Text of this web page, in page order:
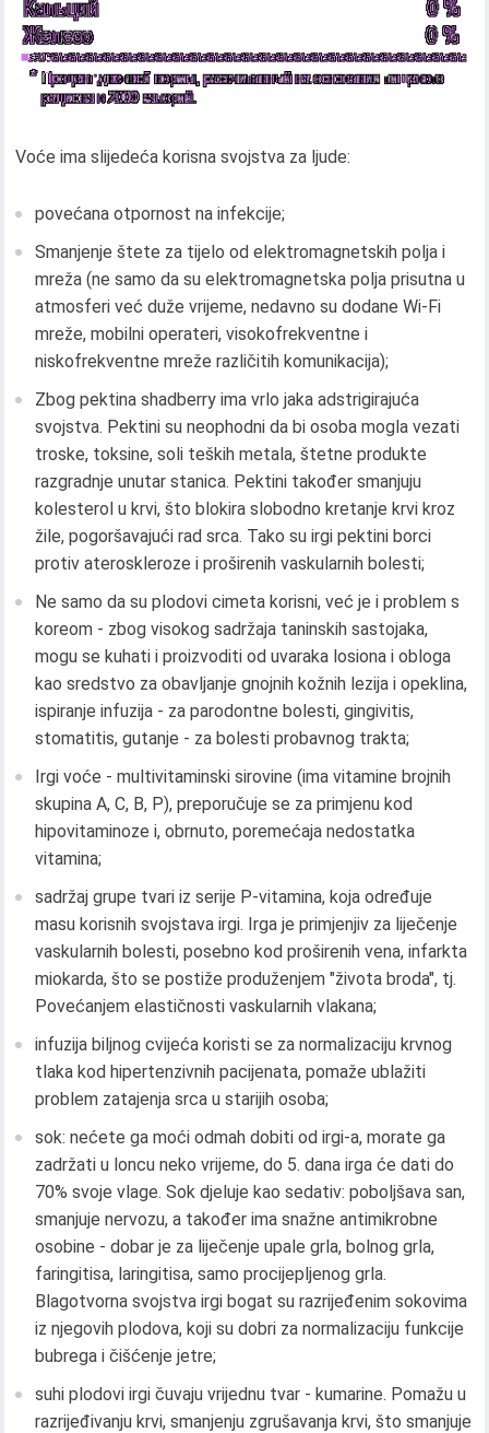
Voće ima slijedeća korisna svojstva za ljude:
povećana otpornost na infekcije;
Smanjenje štete za tijelo od elektromagnetskih polja i
mreža (ne samo da su elektromagnetska polja prisutna u
atmosferi već duže vrijeme, nedavno su dodane Wi-Fi
mreže, mobilni operateri, visokofrekventne i
niskofrekventne mreže različitih komunikacija);
Zbog pektina shadberry ima vrlo jaka adstrigirajuća
svojstva. Pektini su neophodni da bi osoba mogla vezati
troske, toksine, soli teških metala, štetne produkte
razgradnje unutar stanica. Pektini također smanjuju
kolesterol u krvi, što blokira slobodno kretanje krvi kroz
žile, pogoršavajući rad srca. Tako su irgi pektini borci
protiv ateroskleroze i proširenih vaskularnih bolesti;
Ne samo da su plodovi cimeta korisni, već je i problem s
koreom - zbog visokog sadržaja taninskih sastojaka,
mogu se kuhati i proizvoditi od uvaraka losiona i obloga
kao sredstvo za obavljanje gnojnih kožnih lezija i opeklina,
ispiranje infuzija - za parodontne bolesti, gingivitis,
stomatitis, gutanje - za bolesti probavnog trakta;
Irgi voće - multivitaminski sirovine (ima vitamine brojnih
skupina A, C, B, P), preporučuje se za primjenu kod
hipovitaminoze i, obrnuto, poremećaja nedostatka
vitamina;
sadržaj grupe tvari iz serije P-vitamina, koja određuje
masu korisnih svojstava irgi. Irga je primjenjiv za liječenje
vaskularnih bolesti, posebno kod proširenih vena, infarkta
miokarda, što se postiže produženjem "života broda", tj.
Povećanjem elastičnosti vaskularnih vlakana;
infuzija biljnog cvijeća koristi se za normalizaciju krvnog
tlaka kod hipertenzivnih pacijenata, pomaže ublažiti
problem zatajenja srca u starijih osoba;
sok: nećete ga moći odmah dobiti od irgi-a, morate ga
zadržati u loncu neko vrijeme, do 5. dana irga će dati do
70% svoje vlage. Sok djeluje kao sedativ: poboljšava san,
smanjuje nervozu, a također ima snažne antimikrobne
osobine - dobar je za liječenje upale grla, bolnog grla,
faringitisa, laringitisa, samo procijepljenog grla.
Blagotvorna svojstva irgi bogat su razrijeđenim sokovima
iz njegovih plodova, koji su dobri za normalizaciju funkcije
bubrega i čišćenje jetre;
suhi plodovi irgi čuvaju vrijednu tvar - kumarine. Pomažu u
razrijeđivanju krvi, smanjenju zgrušavanja krvi, što smanjuje